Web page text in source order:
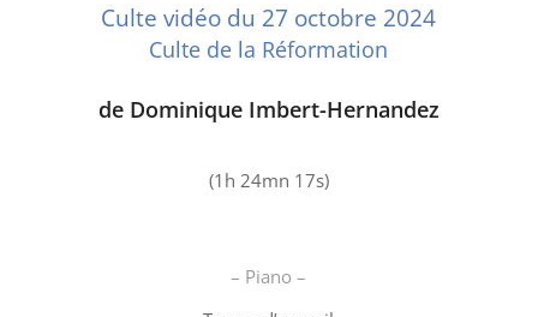
Culte vidéo du 27 octobre 2024
Culte de la Réformation
de Dominique Imbert-Hernandez
(1h 24mn 17s)
– Piano –